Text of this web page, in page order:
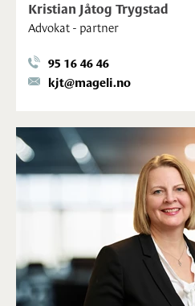
Kristian Jåtog Trygstad
Advokat - partner
95 16 46 46
kjt@mageli.no